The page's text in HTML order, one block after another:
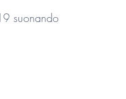
suonando